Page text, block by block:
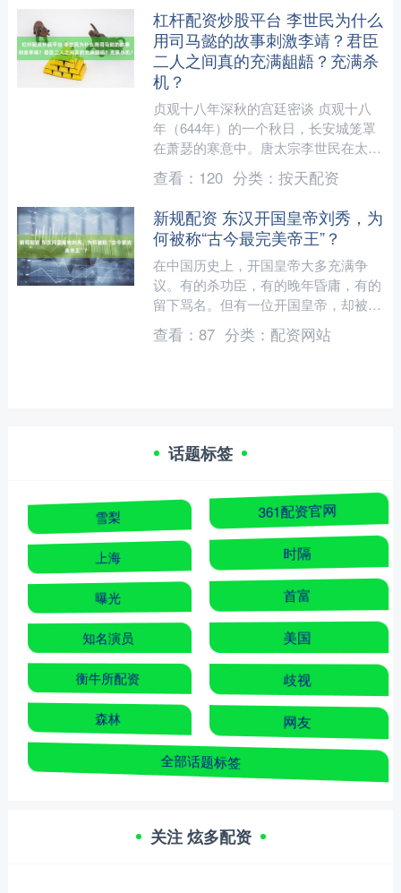
杠杆配资炒股平台 李世民为什么
用司马懿的故事刺激李靖？君臣
二人之间真的充满龃龉？充满杀
机？
贞观十八年深秋的宫廷密谈 贞观十八
年（644年）的一个秋日，长安城笼罩
在萧瑟的寒意中。唐太宗李世民在太极
殿召见了久病缠身的卫国公李靖。殿内
烛火摇曳，映照出李靖苍....
查看： 120 分类： 按天配资
新规配资 东汉开国皇帝刘秀，为
何被称“古今最完美帝王”？
在中国历史上，开国皇帝大多充满争
议。有的杀功臣，有的晚年昏庸，有的
留下骂名。但有一位开国皇帝，却被后
世称为“最完美帝王”。他就是东汉的建
立者——刘秀。 刘秀出身....
查看： 87 分类： 配资网站
话题标签
雪梨 361配资官网
上海 时隔
曝光 首富
知名演员 美国
衡牛所配资 歧视
森林 网友
全部话题标签
关注 炫多配资